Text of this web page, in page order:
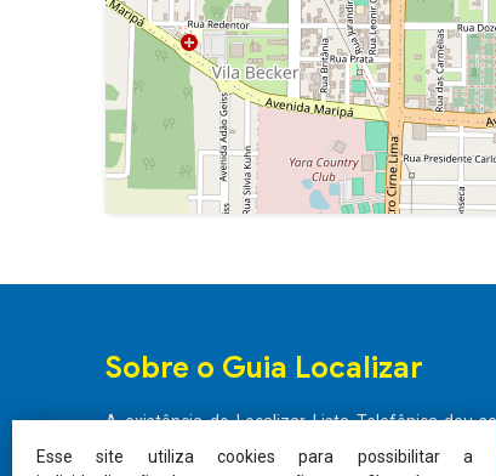
Sobre o Guia Localizar
A existência do Localizar Lista Telefônica deu-
existente no mercado em se tratando de um
Esse site utiliza cookies para possibilitar a